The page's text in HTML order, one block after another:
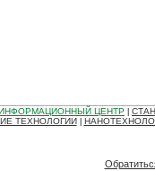
ЦЕНТР
ТЕХНОЛОГИИ